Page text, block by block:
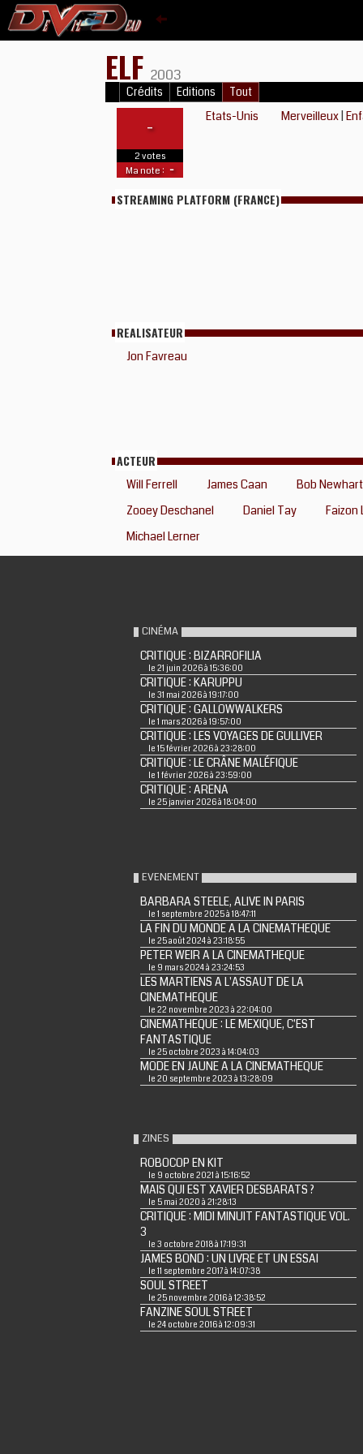
ELF 2003
Crédits Editions Tout
-
2 votes
Ma note : -
Etats-Unis Merveilleux |
STREAMING PLATFORM (FRANCE)
REALISATEUR
Jon Favreau
ACTEUR
Will Ferrell James Caan
Bob Newhart
Zooey Deschanel
Daniel Tay
Faizon
Michael Lerner
CINÉMA
CRITIQUE : BIZARROFILIA
le 21 juin 2026 à 15:36:00
CRITIQUE : KARUPPU
le 31 mai 2026 à 19:17:00
CRITIQUE : GALLOWWALKERS
le 1 mars 2026 à 19:57:00
CRITIQUE : LES VOYAGES DE GULLIVER
le 15 février 2026 à 23:28:00
CRITIQUE : LE CRÂNE MALÉFIQUE
le 1 février 2026 à 23:59:00
CRITIQUE : ARENA
le 25 janvier 2026 à 18:04:00
EVENEMENT
BARBARA STEELE, ALIVE IN PARIS
le 1 septembre 2025 à 18:47:11
LA FIN DU MONDE A LA CINEMATHEQUE
le 25 août 2024 à 23:18:55
PETER WEIR A LA CINEMATHEQUE
le 9 mars 2024 à 23:24:53
LES MARTIENS A L'ASSAUT DE LA
CINEMATHEQUE
le 22 novembre 2023 à 22:04:00
CINEMATHEQUE : LE MEXIQUE, C'EST
FANTASTIQUE
le 25 octobre 2023 à 14:04:03
MODE EN JAUNE A LA CINEMATHEQUE
le 20 septembre 2023 à 13:28:09
ZINES
ROBOCOP EN KIT
le 9 octobre 2021 à 15:16:52
MAIS QUI EST XAVIER DESBARATS ?
le 5 mai 2020 à 21:28:13
CRITIQUE : MIDI MINUIT FANTASTIQUE VOL.
3
le 3 octobre 2018 à 17:19:31
JAMES BOND : UN LIVRE ET UN ESSAI
le 11 septembre 2017 à 14:07:38
SOUL STREET
le 25 novembre 2016 à 12:38:52
FANZINE SOUL STREET
le 24 octobre 2016 à 12:09:31